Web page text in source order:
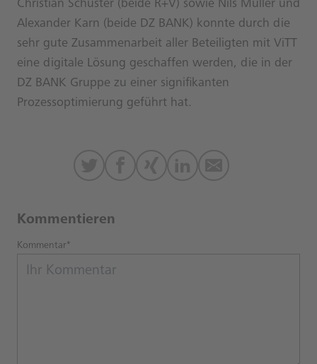
Christian Schuster (beide R+V) sowie Nils Müller und
Alexander Karn (beide DZ BANK) konnte durch die
sehr gute Zusammenarbeit aller Beteiligten mit ViTT
eine digitale Lösung geschaffen werden, die in der
DZ BANK Gruppe zu einer signifikanten
Prozessoptimierung geführt hat.
Kommentieren
Kommentar*